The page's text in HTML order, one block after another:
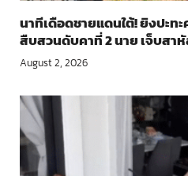
นาทีเดือดชายแดนใต้! ยิงปะท
สืบสวนดับคาที่ 2 นาย เจ็บสาหั
August 2, 2026